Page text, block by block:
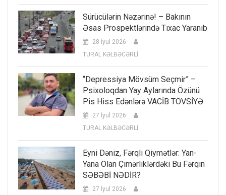
Sürücülərin Nəzərinə! – Bakının
Əsas Prospektlərində Tıxac Yaranıb
28 İyul 2026
TURAL KƏLBƏCƏRLİ
“Depressiya Mövsüm Seçmir” –
Psixoloqdan Yay Aylarında Özünü
Pis Hiss Edənlərə VACİB TÖVSİYƏ
27 İyul 2026
TURAL KƏLBƏCƏRLİ
Eyni Dəniz, Fərqli Qiymətlər: Yan-
Yana Olan Çimərliklərdəki Bu Fərqin
SƏBƏBİ NƏDİR?
27 İyul 2026